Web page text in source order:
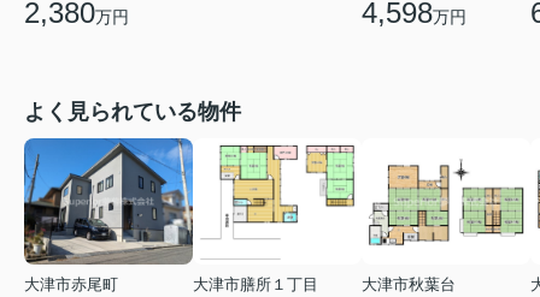
2,380万円 4,598万円
よく見られている物件
大津市赤尾町
大津市膳所１丁目
大津市秋葉台